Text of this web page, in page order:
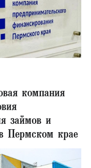
компания
займов и
Пермском крае